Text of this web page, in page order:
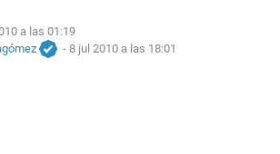
a las 01:19
- 8 jul 2010 a las 18:01